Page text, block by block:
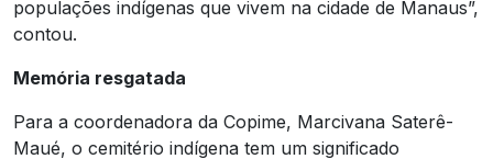
populações indígenas que vivem na cidade de Manaus”,
contou.
Memória resgatada
Para a coordenadora da Copime, Marcivana Saterê-
Maué, o cemitério indígena tem um significado